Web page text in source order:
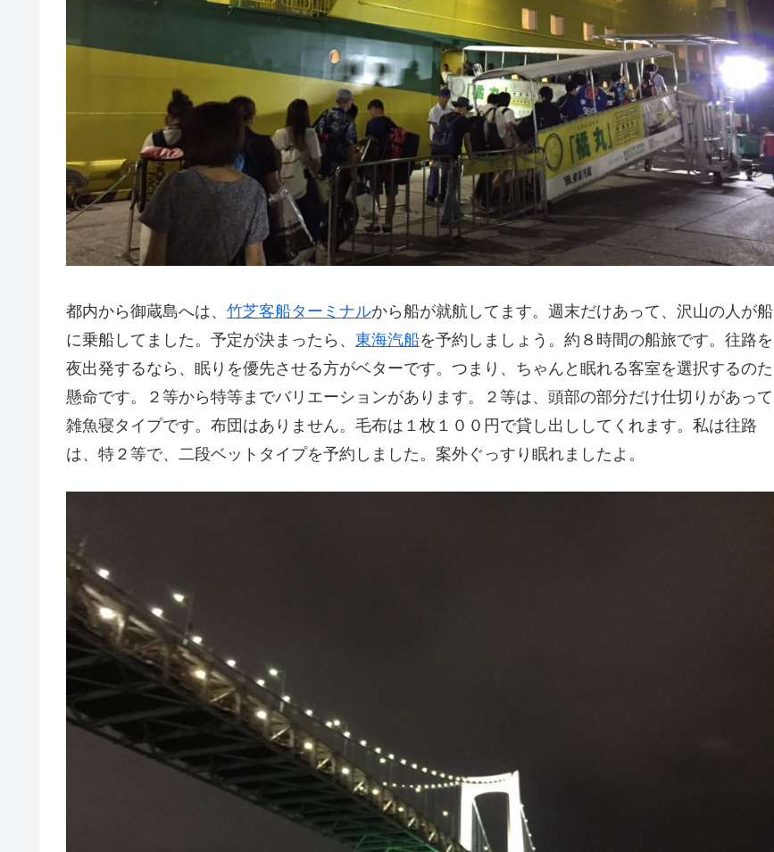
都内から御蔵島へは、 竹芝客船ターミナルから船が就航してます。週末だけあって、沢山の人が船
に乗船してました。予定が決まったら、 東海汽船を予約しましょう。約８時間の船旅です。往路を
夜出発するなら、眠りを優先させる方がベターです。つまり、ちゃんと眠れる客室を選択するのた
懸命です。２等から特等までバリエーションがあります。２等は、頭部の部分だけ仕切りがあって
雑魚寝タイプです。布団はありません。毛布は１枚１００円で貸し出ししてくれます。私は往路
は、特２等で、二段ベットタイプを予約しました。案外ぐっすり眠れましたよ。